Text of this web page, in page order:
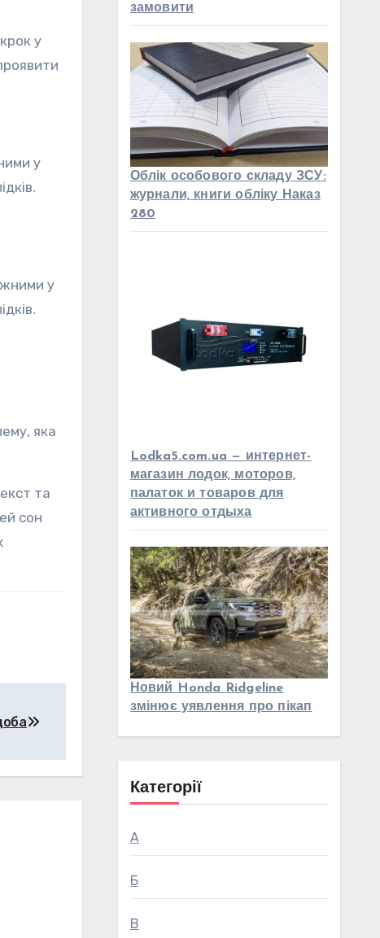
у
у
у
яка
та
сон
замовити
Облік особового складу ЗСУ:
журнали, книги обліку Наказ
280
Lodka5.com.ua — интернет-
магазин лодок, моторов,
палаток и товаров для
активного отдыха
Новий Honda Ridgeline
змінює уявлення про пікап
Категорії
А
Б
В